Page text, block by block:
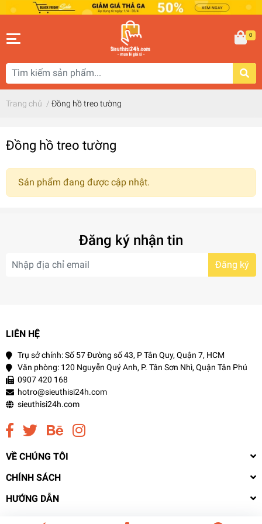
0
Trang chủ / Đồng hồ treo tường
Đồng hồ treo tường
Sản phẩm đang được cập nhật.
Đăng ký nhận tin
Đăng ký
LIÊN HỆ
Trụ sở chính: Số 57 Đường số 43, P Tân Quy, Quận 7, HCM
Văn phòng: 120 Nguyễn Quý Anh, P. Tân Sơn Nhì, Quận Tân Phú
0907 420 168
hotro@sieuthisi24h.com
sieuthisi24h.com
VỀ CHÚNG TÔI
CHÍNH SÁCH
HƯỚNG DẪN